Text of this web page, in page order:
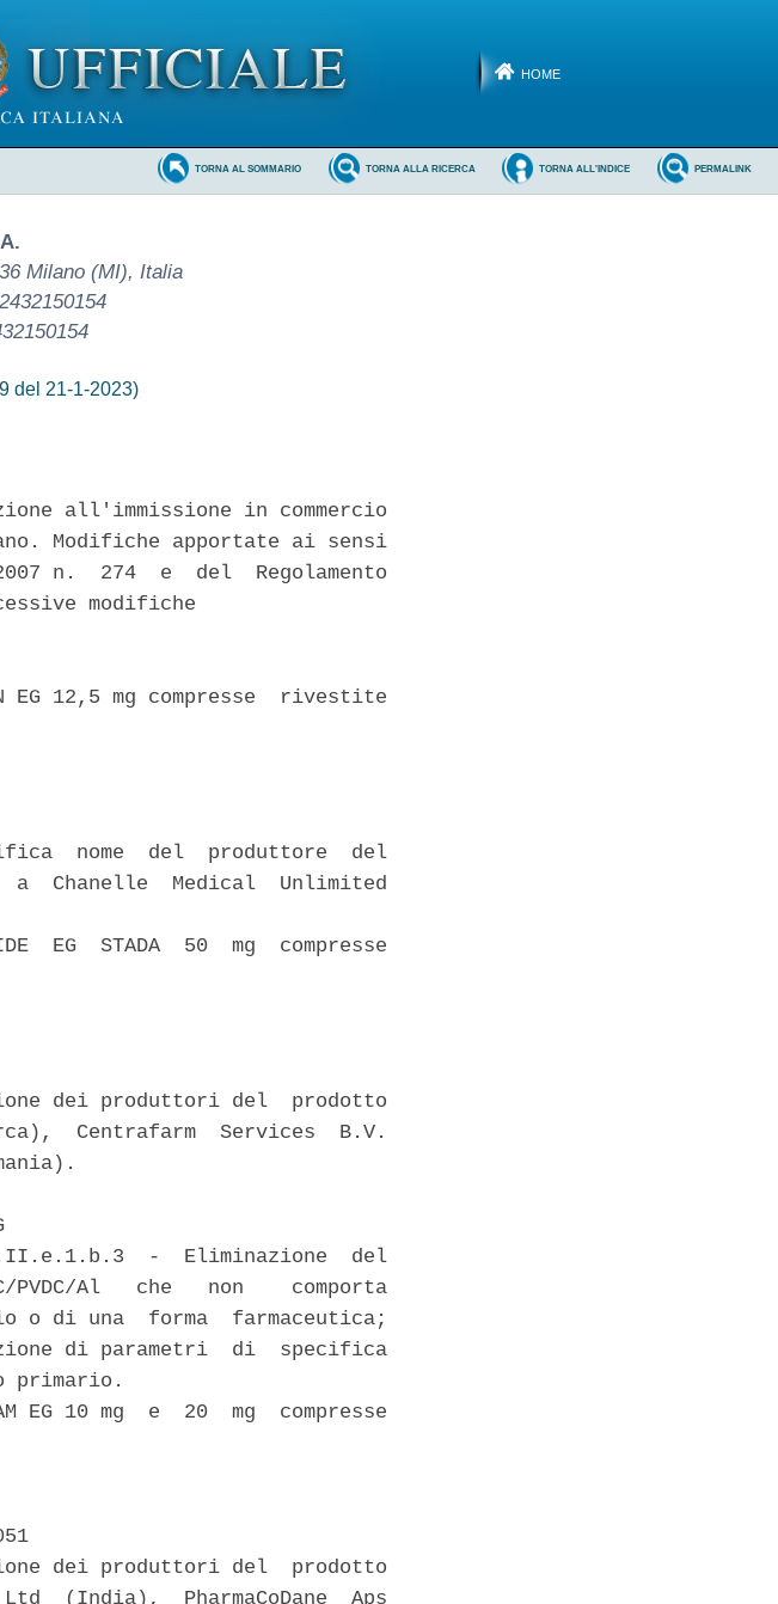
HOME
PERMALINK
TORNA ALL'INDICE
TORNA ALLA RICERCA
TORNA AL SOMMARIO
Milano (MI), Italia
del 21-1-2023)
all'immissione in commercio
Modifiche apportate ai sensi
n.  274  e  del  Regolamento
modifiche
EG 12,5 mg compresse  rivestite
nome  del  produttore  del
Chanelle  Medical  Unlimited
EG  STADA  50  mg  compresse
dei produttori del  prodotto
Centrafarm  Services  B.V.
-  Eliminazione  del
Al   che   non    comporta
o di una  forma  farmaceutica;
di parametri  di  specifica
primario.
EG 10 mg  e  20  mg  compresse
dei produttori del  prodotto
(India),  PharmaCoDane  Aps